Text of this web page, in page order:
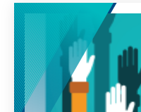
Tätigkeiten
organisieren und
europäische
Modelle entwickelt.